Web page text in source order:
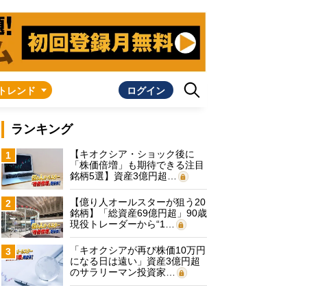
トレンド ログイン
ランキング
1
【キオクシア・ショック後に
「株価倍増」も期待できる注目
銘柄5選】資産3億円超…
2
【億り人オールスターが狙う20
銘柄】「総資産69億円超」90歳
現役トレーダーから“1…
3
「キオクシアが再び株価10万円
になる日は遠い」資産3億円超
のサラリーマン投資家…